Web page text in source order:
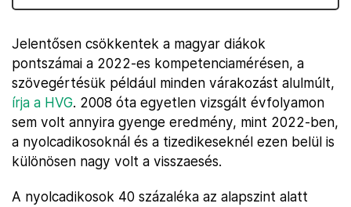
Jelentősen csökkentek a magyar diákok
pontszámai a 2022-es kompetenciamérésen, a
szövegértésük például minden várakozást alulmúlt,
írja a HVG. 2008 óta egyetlen vizsgált évfolyamon
sem volt annyira gyenge eredmény, mint 2022-ben,
a nyolcadikosoknál és a tizedikeseknél ezen belül is
különösen nagy volt a visszaesés.
A nyolcadikosok 40 százaléka az alapszint alatt